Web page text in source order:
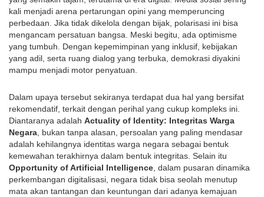
kali menjadi arena pertarungan opini yang memperuncing
perbedaan. Jika tidak dikelola dengan bijak, polarisasi ini bisa
mengancam persatuan bangsa. Meski begitu, ada optimisme
yang tumbuh. Dengan kepemimpinan yang inklusif, kebijakan
yang adil, serta ruang dialog yang terbuka, demokrasi diyakini
mampu menjadi motor penyatuan.
Dalam upaya tersebut sekiranya terdapat dua hal yang bersifat
rekomendatif, terkait dengan perihal yang cukup kompleks ini.
Diantaranya adalah Actuality of Identity: Integritas Warga
Negara , bukan tanpa alasan, persoalan yang paling mendasar
adalah kehilangnya identitas warga negara sebagai bentuk
kemewahan terakhirnya dalam bentuk integritas. Selain itu
Opportunity of Artificial Intelligence , dalam pusaran dinamika
perkembangan digitalisasi, negara tidak bisa seolah menutup
mata akan tantangan dan keuntungan dari adanya kemajuan